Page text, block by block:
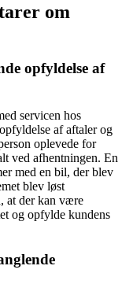
om
opfyldelse af
servicen hos
af aftaler og
oplevede for
ved afhentningen. En
med en bil, der blev
blev løst
at der kan være
og opfylde kundens